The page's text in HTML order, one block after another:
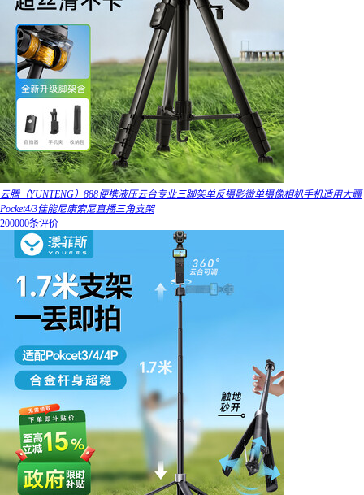
云腾（YUNTENG）888便携液压云台专业三脚架单反摄影微单摄像相机手机适用大疆
Pocket4/3佳能尼康索尼直播三角支架
200000条评价